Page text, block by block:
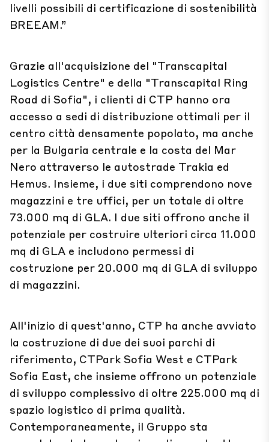
livelli possibili di certificazione di sostenibilità
BREEAM.”
Grazie all'acquisizione del "Transcapital
Logistics Centre" e della "Transcapital Ring
Road di Sofia", i clienti di CTP hanno ora
accesso a sedi di distribuzione ottimali per il
centro città densamente popolato, ma anche
per la Bulgaria centrale e la costa del Mar
Nero attraverso le autostrade Trakia ed
Hemus. Insieme, i due siti comprendono nove
magazzini e tre uffici, per un totale di oltre
73.000 mq di GLA. I due siti offrono anche il
potenziale per costruire ulteriori circa 11.000
mq di GLA e includono permessi di
costruzione per 20.000 mq di GLA di sviluppo
di magazzini.
All'inizio di quest'anno, CTP ha anche avviato
la costruzione di due dei suoi parchi di
riferimento, CTPark Sofia West e CTPark
Sofia East, che insieme offrono un potenziale
di sviluppo complessivo di oltre 225.000 mq di
spazio logistico di prima qualità.
Contemporaneamente, il Gruppo sta